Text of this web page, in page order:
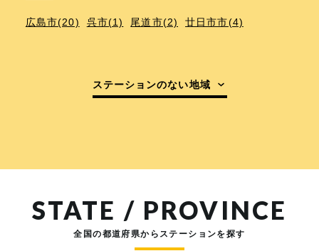
広島市(20) 呉市(1) 尾道市(2) 廿日市市(4)
ステーションのない地域
STATE / PROVINCE
全国の都道府県からステーションを探す